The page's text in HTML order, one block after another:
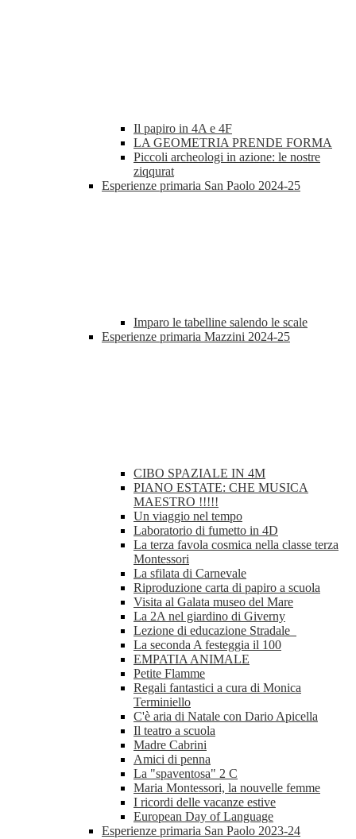
Il papiro in 4A e 4F
LA GEOMETRIA PRENDE FORMA
Piccoli archeologi in azione: le nostre
ziqqurat
Esperienze primaria San Paolo 2024-25
Imparo le tabelline salendo le scale
Esperienze primaria Mazzini 2024-25
CIBO SPAZIALE IN 4M
PIANO ESTATE: CHE MUSICA
MAESTRO !!!!!
Un viaggio nel tempo
Laboratorio di fumetto in 4D
La terza favola cosmica nella classe terza
Montessori
La sfilata di Carnevale
Riproduzione carta di papiro a scuola
Visita al Galata museo del Mare
La 2A nel giardino di Giverny
Lezione di educazione Stradale
La seconda A festeggia il 100
EMPATIA ANIMALE
Petite Flamme
Regali fantastici a cura di Monica
Terminiello
C'è aria di Natale con Dario Apicella
Il teatro a scuola
Madre Cabrini
Amici di penna
La "spaventosa" 2 C
Maria Montessori, la nouvelle femme
I ricordi delle vacanze estive
European Day of Language
Esperienze primaria San Paolo 2023-24